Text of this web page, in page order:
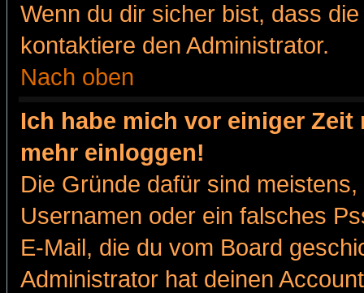
Wenn du dir sicher bist, dass
kontaktiere den Administrator.
Nach oben
Ich habe mich vor einiger
mehr einloggen!
Die Gründe dafür sind
Usernamen oder ein falsches
E-Mail, die du vom Board
Administrator hat deinen